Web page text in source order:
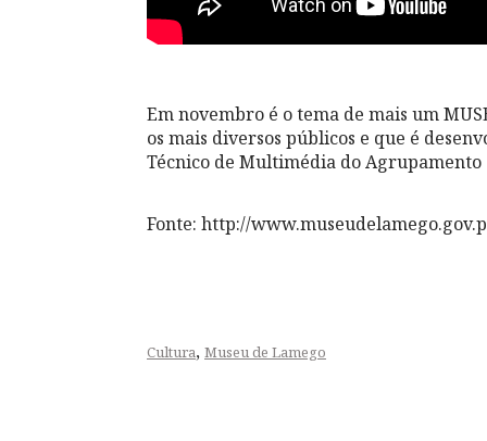
Em novembro é o tema de mais um
os mais diversos públicos e que é
Técnico de Multimédia do Agrupamento
Fonte: http://
Cultura, Museu de Lamego